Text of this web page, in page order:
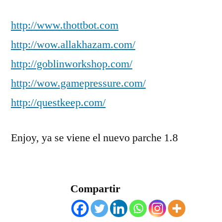
http://www.thottbot.com
http://wow.allakhazam.com/
http://goblinworkshop.com/
http://wow.gamepressure.com/
http://questkeep.com/
Enjoy, ya se viene el nuevo parche 1.8
Compartir